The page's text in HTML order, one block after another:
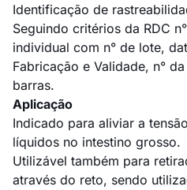
Identificação de
Seguindo critérios da RDC
individual com n° de lote,
Fabricação e Validade, n°
barras.
Aplicação
Indicado para aliviar a
líquidos no intestino grosso.
Utilizável também para
através do reto, sendo